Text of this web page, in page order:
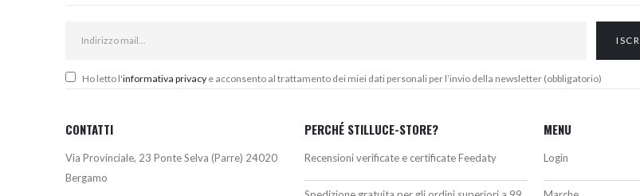
Ho letto l'informativa privacy e acconsento al trattamento dei miei dati personali per l’invio della newsletter (obbligatorio)
CONTATTI
Via Provinciale, 23 Ponte Selva (Parre) 24020
Bergamo
PERCHÉ STILLUCE-STORE?
Recensioni verificate e certificate Feedaty
MENU
Login